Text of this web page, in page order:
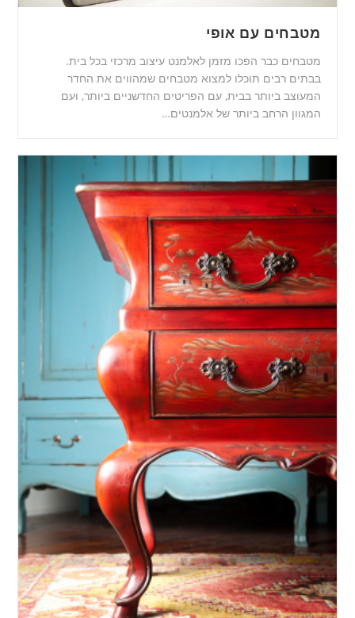
מטבחים עם אופי
מטבחים כבר הפכו מזמן לאלמנט עיצוב מרכזי בכל בית.
בבתים רבים תוכלו למצוא מטבחים שמהווים את החדר
המעוצב ביותר בבית, עם הפריטים החדשניים ביותר, ועם
המגוון הרחב ביותר של אלמנטים…